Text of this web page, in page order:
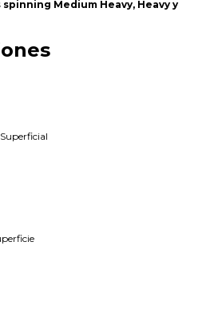
Medium Heavy, Heavy y